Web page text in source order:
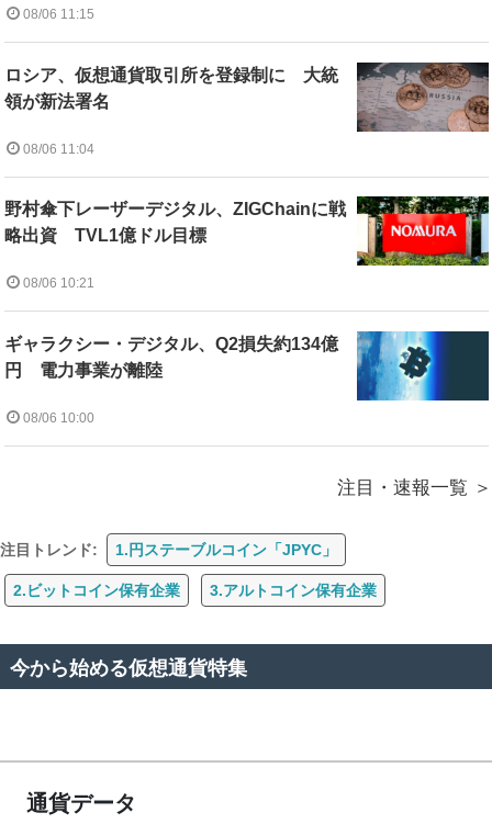
08/06 11:15
ロシア、仮想通貨取引所を登録制に 大統
領が新法署名
08/06 11:04
野村傘下レーザーデジタル、ZIGChainに戦
略出資 TVL1億ドル目標
08/06 10:21
ギャラクシー・デジタル、Q2損失約134億
円 電力事業が離陸
08/06 10:00
注目・速報一覧
注目トレンド: 1.円ステーブルコイン「JPYC」
2.ビットコイン保有企業 3.アルトコイン保有企業
今から始める仮想通貨特集
通貨データ